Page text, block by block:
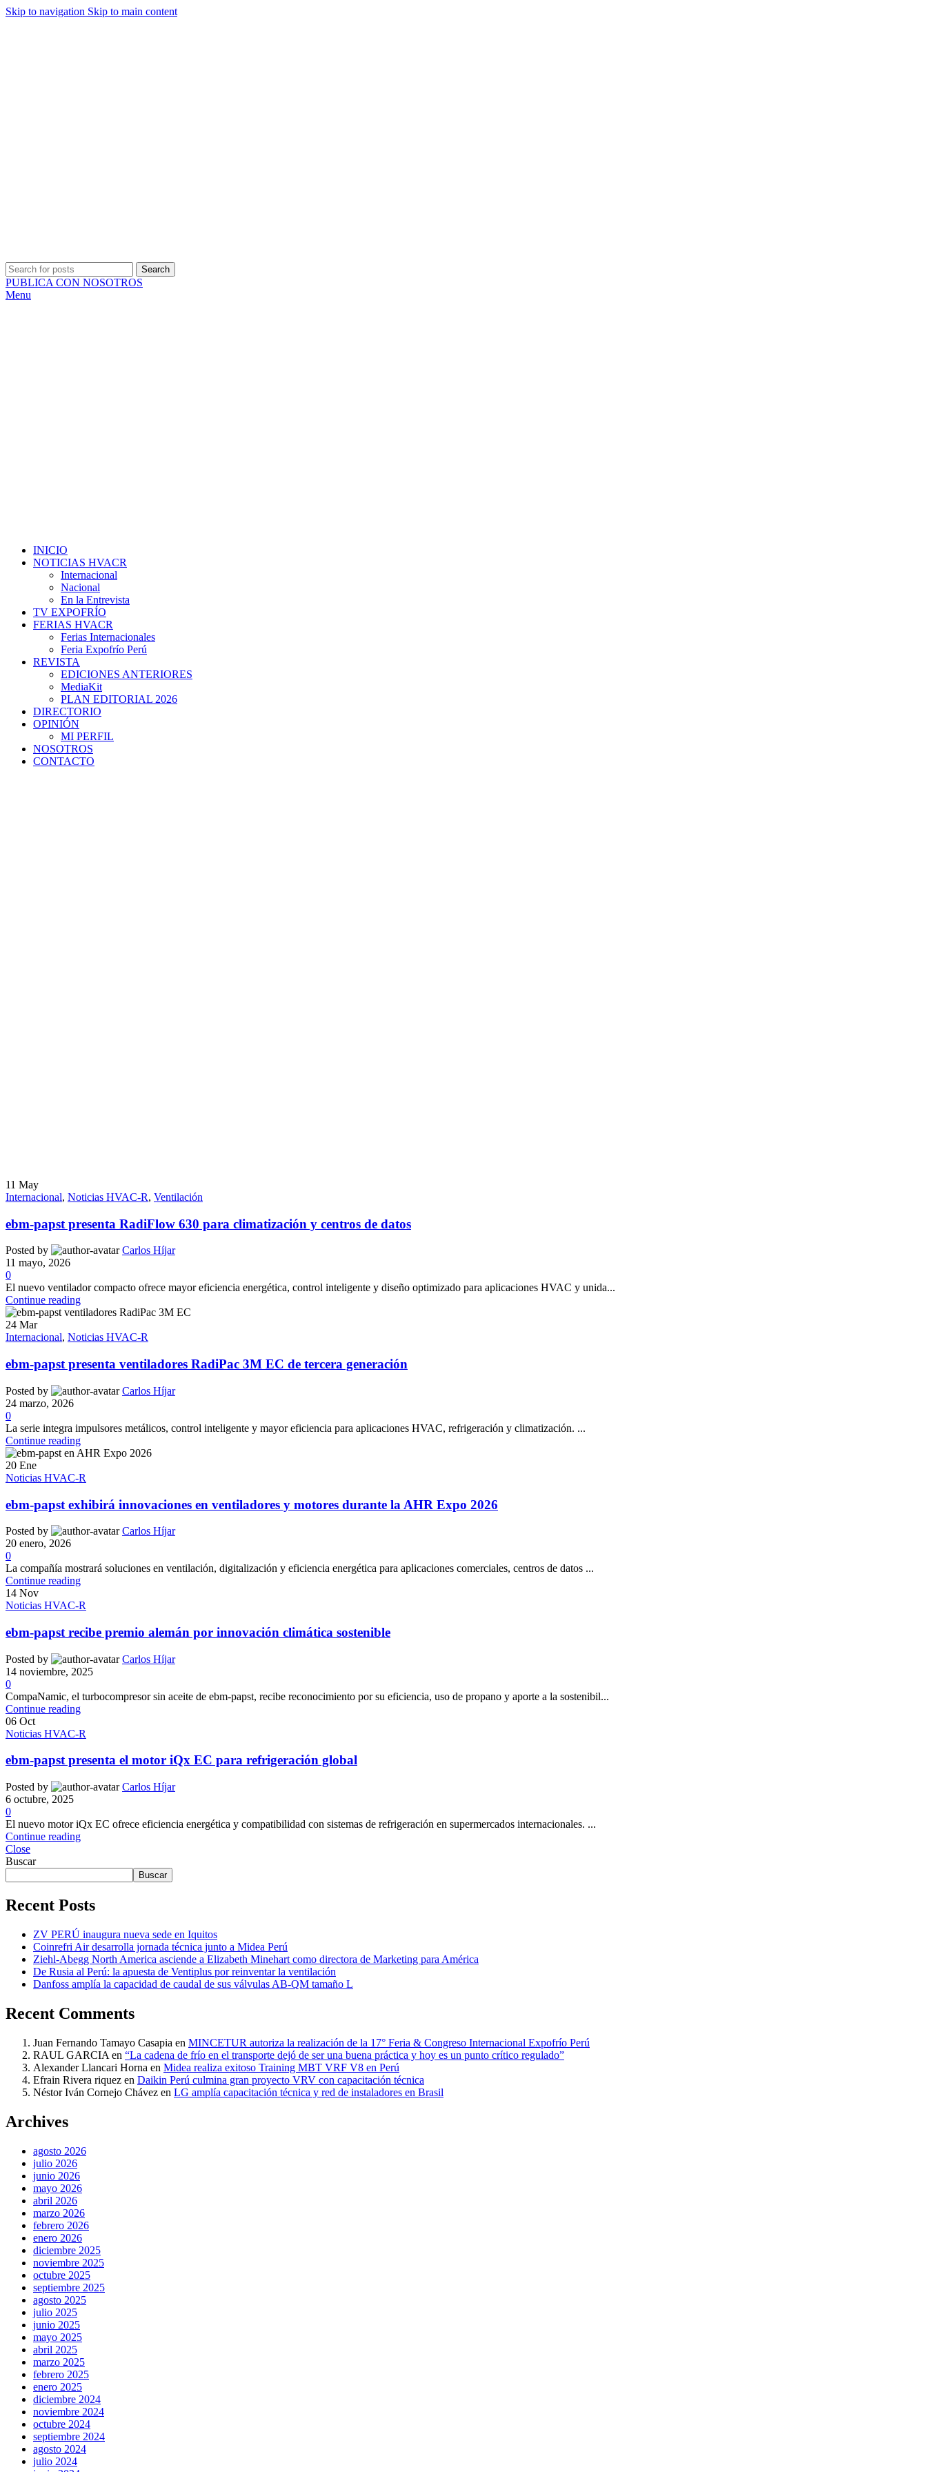
Skip to navigation Skip to main content
Search
PUBLICA CON NOSOTROS
Menu
INICIO
NOTICIAS HVACR
Internacional
Nacional
En la Entrevista
TV EXPOFRÍO
FERIAS HVACR
Ferias Internacionales
Feria Expofrío Perú
REVISTA
EDICIONES ANTERIORES
MediaKit
PLAN EDITORIAL 2026
DIRECTORIO
OPINIÓN
MI PERFIL
NOSOTROS
CONTACTO
11 May
Internacional, Noticias HVAC-R, Ventilación
ebm-papst presenta RadiFlow 630 para climatización y centros de datos
Posted by
Carlos Híjar
11 mayo, 2026
0
El nuevo ventilador compacto ofrece mayor eficiencia energética, control inteligente y diseño optimizado para aplicaciones HVAC y unida...
Continue reading
24 Mar
Internacional, Noticias HVAC-R
ebm-papst presenta ventiladores RadiPac 3M EC de tercera generación
Posted by
Carlos Híjar
24 marzo, 2026
0
La serie integra impulsores metálicos, control inteligente y mayor eficiencia para aplicaciones HVAC, refrigeración y climatización. ...
Continue reading
20 Ene
Noticias HVAC-R
ebm-papst exhibirá innovaciones en ventiladores y motores durante la AHR Expo 2026
Posted by
Carlos Híjar
20 enero, 2026
0
La compañía mostrará soluciones en ventilación, digitalización y eficiencia energética para aplicaciones comerciales, centros de datos ...
Continue reading
14 Nov
Noticias HVAC-R
ebm-papst recibe premio alemán por innovación climática sostenible
Posted by
Carlos Híjar
14 noviembre, 2025
0
CompaNamic, el turbocompresor sin aceite de ebm-papst, recibe reconocimiento por su eficiencia, uso de propano y aporte a la sostenibil...
Continue reading
06 Oct
Noticias HVAC-R
ebm-papst presenta el motor iQx EC para refrigeración global
Posted by
Carlos Híjar
6 octubre, 2025
0
El nuevo motor iQx EC ofrece eficiencia energética y compatibilidad con sistemas de refrigeración en supermercados internacionales. ...
Continue reading
Close
Buscar
Buscar
Recent Posts
ZV PERÚ inaugura nueva sede en Iquitos
Coinrefri Air desarrolla jornada técnica junto a Midea Perú
Ziehl-Abegg North America asciende a Elizabeth Minehart como directora de Marketing para América
De Rusia al Perú: la apuesta de Ventiplus por reinventar la ventilación
Danfoss amplía la capacidad de caudal de sus válvulas AB-QM tamaño L
Recent Comments
Juan Fernando Tamayo Casapia en MINCETUR autoriza la realización de la 17° Feria & Congreso Internacional Expofrío Perú
RAUL GARCIA en “La cadena de frío en el transporte dejó de ser una buena práctica y hoy es un punto crítico regulado”
Alexander Llancari Horna en Midea realiza exitoso Training MBT VRF V8 en Perú
Efrain Rivera riquez en Daikin Perú culmina gran proyecto VRV con capacitación técnica
Néstor Iván Cornejo Chávez en LG amplía capacitación técnica y red de instaladores en Brasil
Archives
agosto 2026
julio 2026
junio 2026
mayo 2026
abril 2026
marzo 2026
febrero 2026
enero 2026
diciembre 2025
noviembre 2025
octubre 2025
septiembre 2025
agosto 2025
julio 2025
junio 2025
mayo 2025
abril 2025
marzo 2025
febrero 2025
enero 2025
diciembre 2024
noviembre 2024
octubre 2024
septiembre 2024
agosto 2024
julio 2024